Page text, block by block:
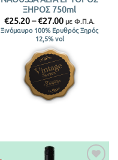
ΞΗΡΟΣ 750ml
€25.20–€27.00Price
range:
€25.20
through
€27.00
με Φ.Π.Α.
Ξινόμαυρο 100% Ερυθρός Ξηρός
12,5% vol